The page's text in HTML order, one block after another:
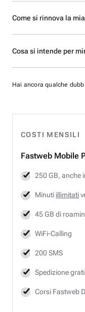
COSTI MENSILI
Fastweb Mobile
250 GB, anche
Minuti illimitati
45 GB di
WiFi-Calling
200 SMS
Spedizione
Corsi Fastweb
Come si rinnova la
Cosa si intende per
Hai ancora qualche